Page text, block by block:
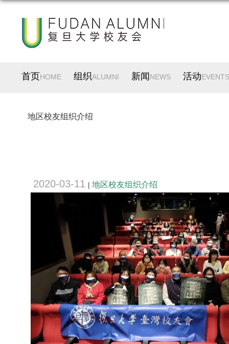
首页HOME 组织ALUMNI 新闻 NEWS 活动EVENTS
地区校友组织介绍
2020-03-11 地区校友组织介绍